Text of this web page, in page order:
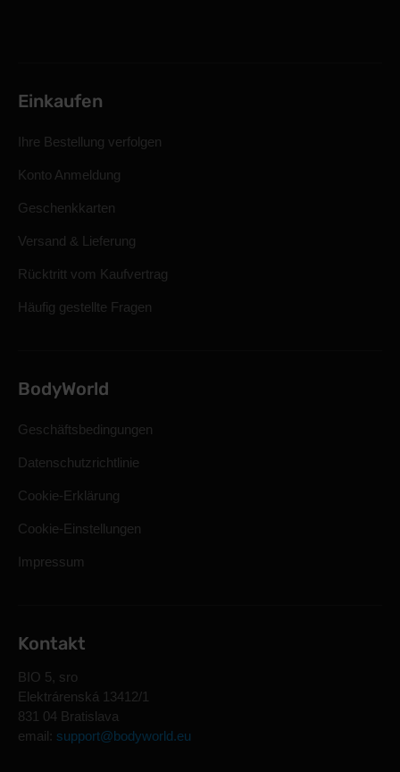
Einkaufen
Ihre Bestellung verfolgen
Konto Anmeldung
Geschenkkarten
Versand & Lieferung
Rücktritt vom Kaufvertrag
Häufig gestellte Fragen
BodyWorld
Geschäftsbedingungen
Datenschutzrichtlinie
Cookie-Erklärung
Cookie-Einstellungen
Impressum
Kontakt
BIO 5, sro
Elektrárenská 13412/1
831 04 Bratislava
email: support@bodyworld.eu